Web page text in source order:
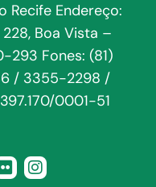
Recife Endereço:
Boa Vista –
293 Fones: (81)
/ 3355-2298 /
0001-51